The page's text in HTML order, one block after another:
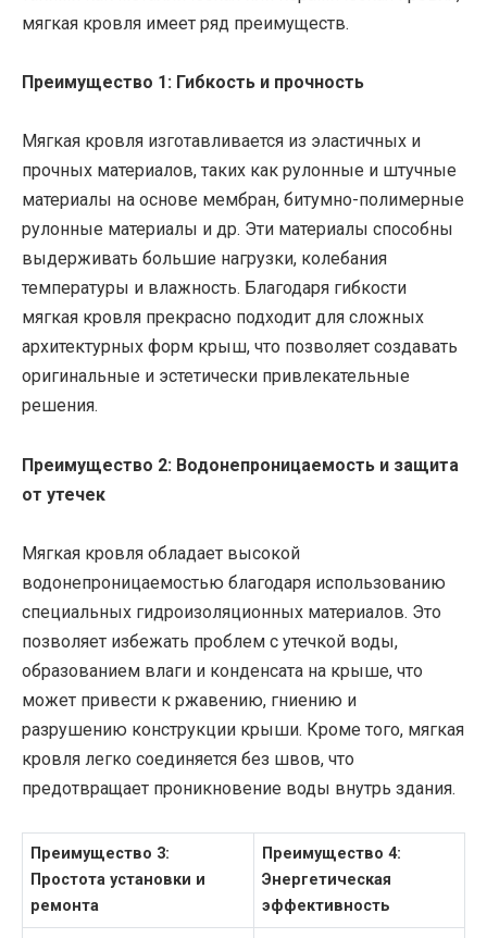
мягкая кровля имеет ряд преимуществ.
Преимущество 1: Гибкость и прочность
Мягкая кровля изготавливается из эластичных и
прочных материалов, таких как рулонные и штучные
материалы на основе мембран, битумно-полимерные
рулонные материалы и др. Эти материалы способны
выдерживать большие нагрузки, колебания
температуры и влажность. Благодаря гибкости
мягкая кровля прекрасно подходит для сложных
архитектурных форм крыш, что позволяет создавать
оригинальные и эстетически привлекательные
решения.
Преимущество 2: Водонепроницаемость и защита
от утечек
Мягкая кровля обладает высокой
водонепроницаемостью благодаря использованию
специальных гидроизоляционных материалов. Это
позволяет избежать проблем с утечкой воды,
образованием влаги и конденсата на крыше, что
может привести к ржавению, гниению и
разрушению конструкции крыши. Кроме того, мягкая
кровля легко соединяется без швов, что
предотвращает проникновение воды внутрь здания.
Преимущество 3:
Простота установки и
ремонта
Преимущество 4:
Энергетическая
эффективность